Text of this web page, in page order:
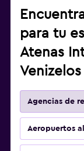
para tu
Atenas
Venizelos
Agencias de
Aeropuertos